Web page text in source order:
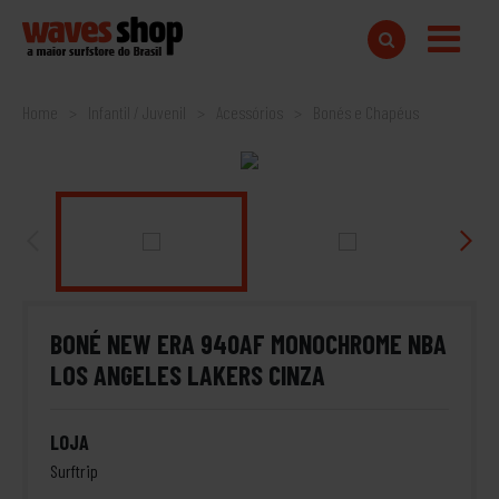
Home
BONÉ NEW ERA 940AF MONOCHROME NBA
LOS ANGELES LAKERS CINZA
LOJA
Surftrip